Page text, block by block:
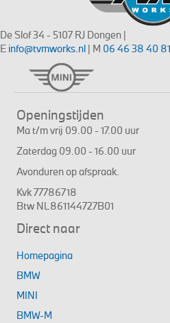
De Slof 34 - 5107 RJ Dongen |
E info@tvmworks.nl | M 06 46 38 40 81
Openingstijden
Ma t/m vrij 09.00 - 17.00 uur
Zaterdag 09.00 - 16.00 uur
Avonduren op afspraak.
Kvk 77786718
Btw NL861144727B01
Direct naar
Homepagina
BMW
MINI
BMW-M